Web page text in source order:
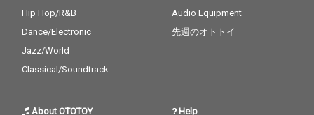
Hip Hop/R&B
Dance/Electronic
Jazz/World
Classical/Soundtrack
Audio Equipment
先週のオトトイ
About OTOTOY Help